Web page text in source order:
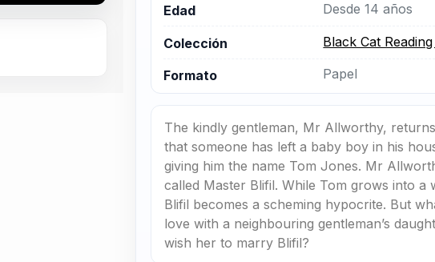
Edad Desde 14 años
Colección Black Cat
Formato Papel
The kindly gentleman, Mr Allworthy,
that someone has left a baby boy in his
giving him the name Tom Jones. Mr
called Master Blifil. While Tom grows into a
Blifil becomes a scheming hypocrite. But
love with a neighbouring gentleman’s
wish her to marry Blifil?